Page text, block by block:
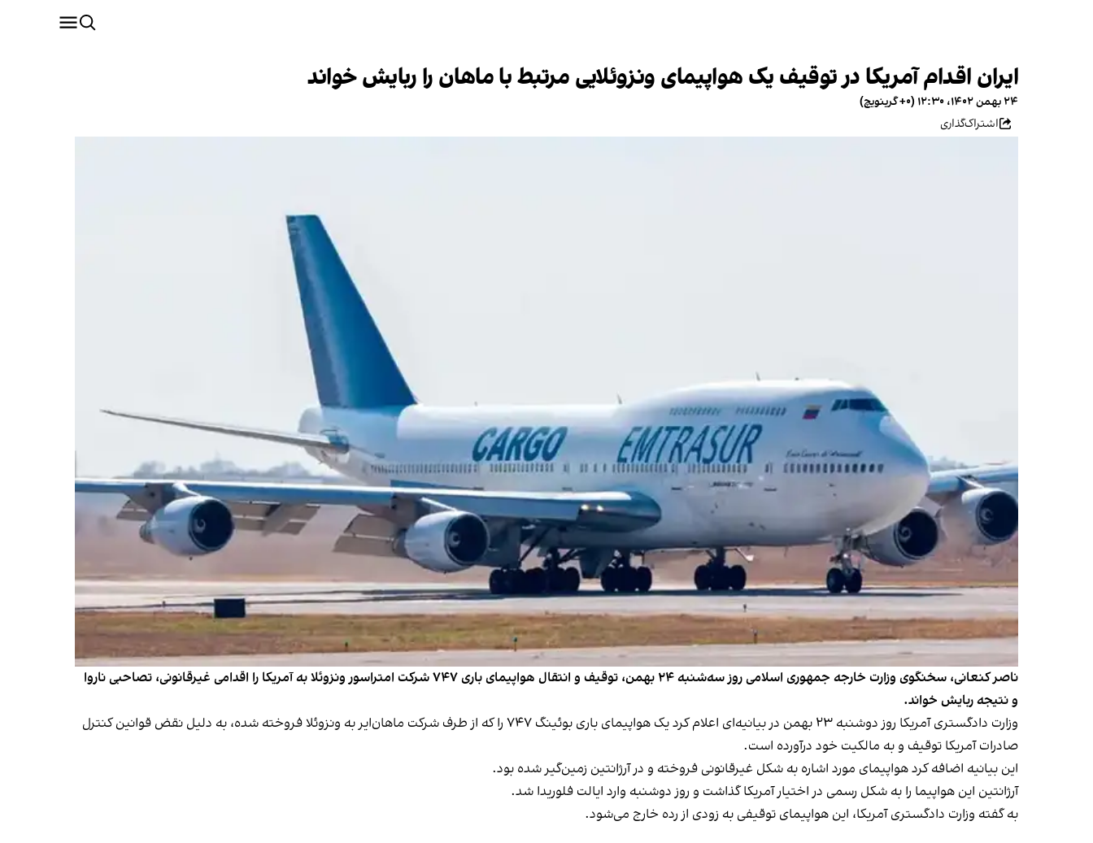
ایران اقدام آمریکا در توقیف یک هواپیمای ونزوئلایی مرتبط با ماهان را ربایش خواند
۲۴ بهمن ۱۴۰۲، ۱۲:۳۰ (‎+۰ گرینویچ)
اشتراک‌گذاری
ناصر کنعانی، سخنگوی وزارت خارجه جمهوری اسلامی روز سه‌شنبه ۲۴ بهمن، توقیف و انتقال هواپیمای باری ۷۴۷ شرکت امتراسور ونزوئلا به آمریکا را اقدامی غیرقانونی، تصاحبی ناروا
و نتیجه ربایش خواند.
وزارت دادگستری آمریکا روز دوشنبه ۲۳ بهمن در بیانیه‌ای اعلام کرد یک هواپیمای باری بوئینگ ۷۴۷ را که از طرف شرکت ماهان‌ایر به ونزوئلا فروخته شده، به دلیل نقض قوانین کنترل
صادرات آمریکا توقیف و به مالکیت خود درآورده است.
این بیانیه اضافه کرد هواپیمای مورد اشاره به شکل غیرقانونی فروخته و در آرژانتین زمین‌گیر شده بود.
آرژانتین این هواپیما را به شکل رسمی در اختیار آمریکا گذاشت و روز دوشنبه وارد ایالت فلوریدا شد.
به گفته وزارت دادگستری آمریکا، این هواپیمای توقیفی به زودی از رده خارج می‌شود.